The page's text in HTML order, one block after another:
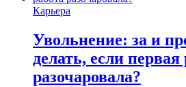
Карьера
Увольнение: за и
делать, если первая
разочаровала?